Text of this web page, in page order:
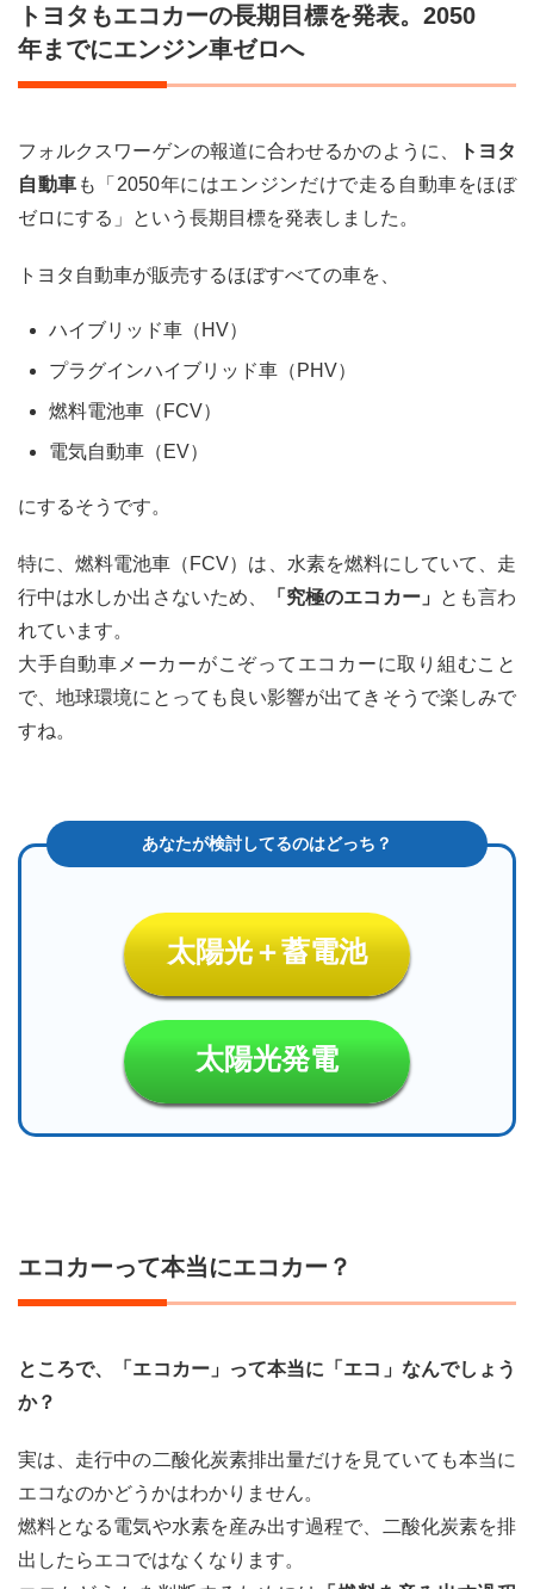
トヨタもエコカーの長期目標を発表。2050
年までにエンジン車ゼロへ
フォルクスワーゲンの報道に合わせるかのように、
トヨタ
自動車 も「2050年にはエンジンだけで走る自動車をほぼ
ゼロにする」という長期目標を発表しました。
トヨタ自動車が販売するほぼすべての車を、
ハイブリッド車（HV）
プラグインハイブリッド車（PHV）
燃料電池車（FCV）
電気自動車（EV）
にするそうです。
特に、燃料電池車（FCV）は、水素を燃料にしていて、走
行中は水しか出さないため、
「究極のエコカー」
とも言わ
れています。
大手自動車メーカーがこぞってエコカーに取り組むこと
で、地球環境にとっても良い影響が出てきそうで楽しみで
すね。
太陽光＋蓄電池
太陽光発電
エコカーって本当にエコカー？
ところで、「エコカー」って本当に「エコ」なんでしょう
か？
実は、走行中の二酸化炭素排出量だけを見ていても本当に
エコなのかどうかはわかりません。
燃料となる電気や水素を産み出す過程で、二酸化炭素を排
出したらエコではなくなります。